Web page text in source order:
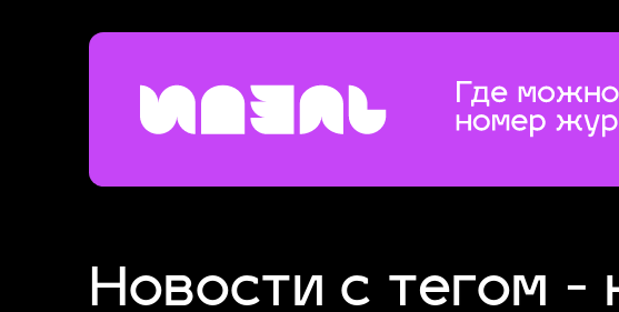
Новости с тегом -